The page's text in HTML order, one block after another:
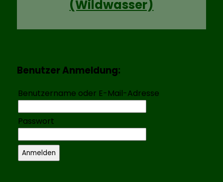
(Wildwasser)
Benutzer Anmeldung:
Benutzername oder E-Mail-Adresse
Passwort